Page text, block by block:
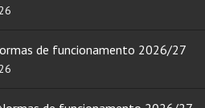
de funcionamento 2026/27